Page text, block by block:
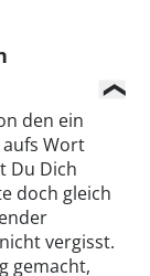
den ein
Wort
Du Dich
doch gleich
vergisst.
gemacht,